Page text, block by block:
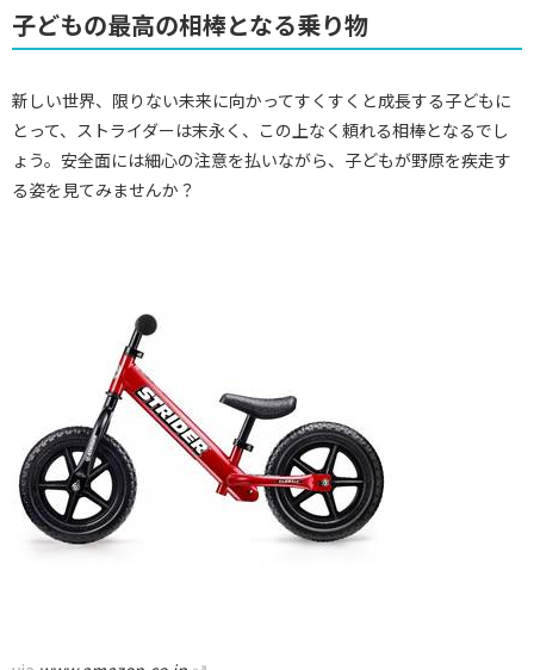
子どもの最高の相棒となる乗り物
新しい世界、限りない未来に向かってすくすくと成長する子どもに
とって、ストライダーは末永く、この上なく頼れる相棒となるでし
ょう。安全面には細心の注意を払いながら、子どもが野原を疾走す
る姿を見てみませんか？